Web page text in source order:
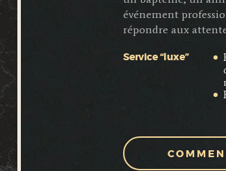
événement
répondre aux
Service “luxe”